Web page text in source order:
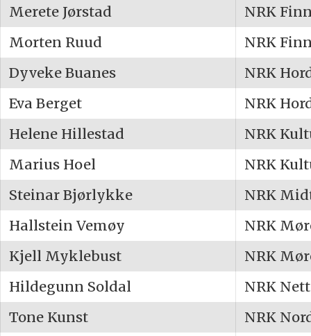
Merete Jørstad
NRK
Morten Ruud
NRK
Dyveke Buanes
NRK
Eva Berget
NRK
Helene Hillestad
NRK
Marius Hoel
NRK
Steinar Bjørlykke
NRK
Hallstein Vemøy
NRK
Kjell Myklebust
NRK
Hildegunn Soldal
NRK
Tone Kunst
NRK